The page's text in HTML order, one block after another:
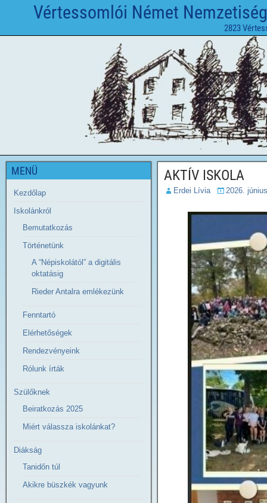
Vértessomlói Német
2823
AKTÍV ISKOLA
Erdei Lívia 2026.
MENÜ
Kezdőlap
Iskolánkról
Bemutatkozás
Történetünk
A “Népiskolától” a digitális
oktatásig
Rieder Antalra emlékezünk
Fenntartó
Elérhetőségek
Rendezvényeink
Rólunk írták
Szülőknek
Beiratkozás 2025
Miért válassza iskolánkat?
Diákság
Tanidőn túl
Akikre büszkék vagyunk